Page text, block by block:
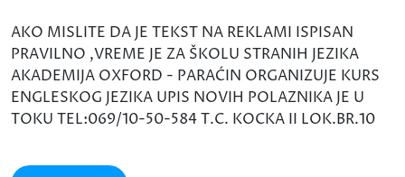
AKO MISLITE DA JE TEKST NA REKLAMI ISPISAN
PRAVILNO ,VREME JE ZA ŠKOLU STRANIH JEZIKA
AKADEMIJA OXFORD - PARAĆIN ORGANIZUJE KURS
ENGLESKOG JEZIKA UPIS NOVIH POLAZNIKA JE U
TOKU TEL:069/10-50-584 T.C. KOCKA II LOK.BR.10